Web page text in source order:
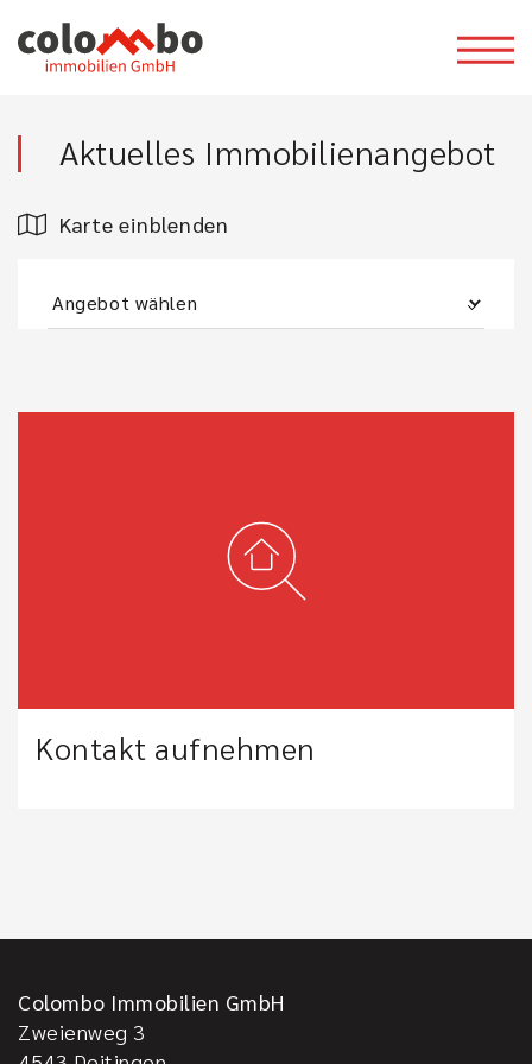
Aktuelles Immobilienangebot
Karte einblenden
Kontakt aufnehmen
Colombo Immobilien GmbH
Zweienweg 3